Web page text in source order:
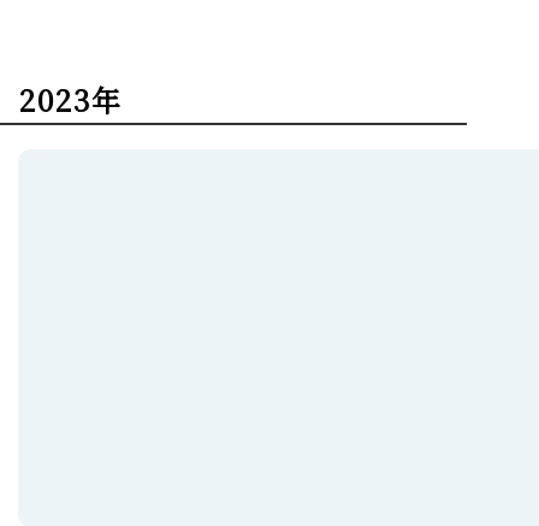
2023年